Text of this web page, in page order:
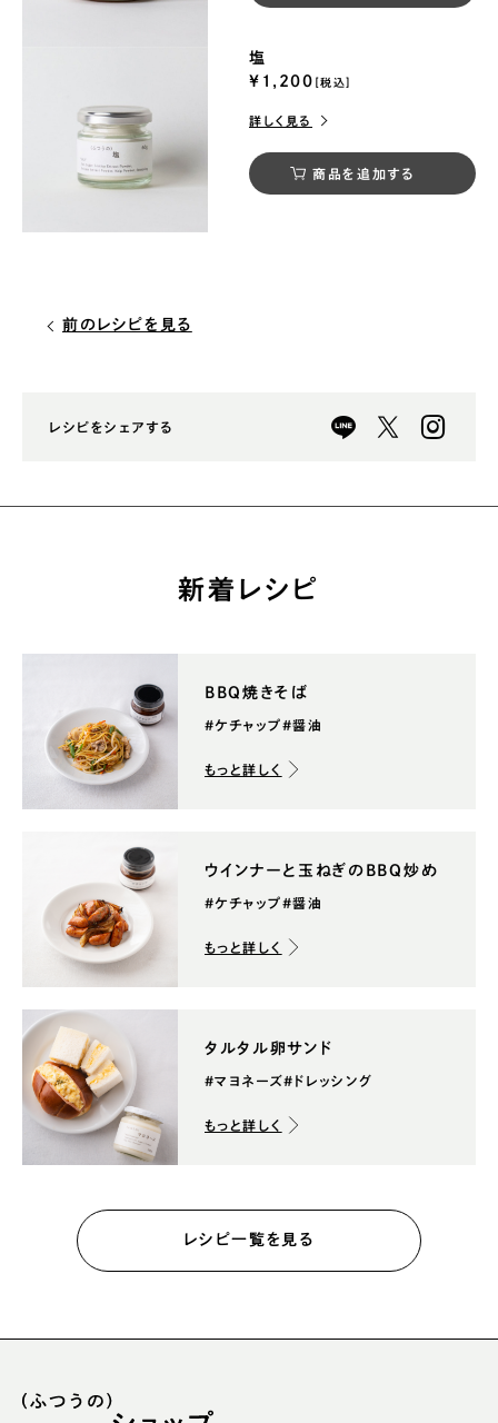
塩
¥1,200 [税込]
詳しく見る
商品を追加する
前のレシピを見る
レシピをシェアする
新着レシピ
BBQ焼きそば
#ケチャップ#醤油
もっと詳しく
ウインナーと玉ねぎのBBQ炒め
#ケチャップ#醤油
もっと詳しく
タルタル卵サンド
#マヨネーズ#ドレッシング
もっと詳しく
レシピ一覧を見る